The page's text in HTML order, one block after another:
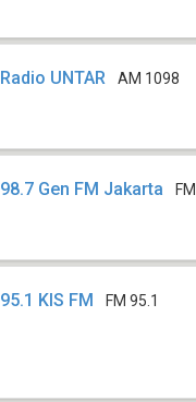
Radio UNTAR AM 1098
98.7 Gen FM Jakarta
95.1 KIS FM FM 95.1